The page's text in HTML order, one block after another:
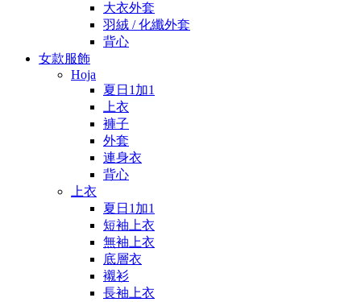
大衣外套
羽絨 / 化纖外套
背心
女款服飾
Hoja
夏日1加1
上衣
褲子
外套
連身衣
背心
上衣
夏日1加1
短袖上衣
無袖上衣
底層衣
襯衫
長袖上衣